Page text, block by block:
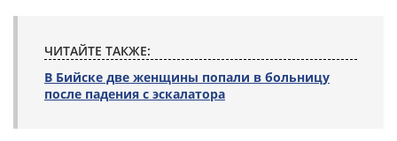
ЧИТАЙТЕ ТАКЖЕ:
В Бийске две женщины попали в больницу
после падения с эскалатора